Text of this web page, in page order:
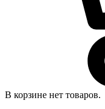
В корзине нет товаров.